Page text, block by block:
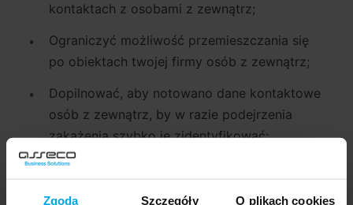
Zgoda Szczegóły O plikach cookies
kontaktach z osobami z zewnątrz;
Ograniczyć możliwość przemieszczania się
po obiektach twojej firmy osób z zewnątrz;
Dopilnować, aby notowano dane kontaktowe
osób z zewnątrz, by w razie podejrzenia
zakażenia szybko je zidentyfikować;
Wprowadź specjalne procedury postępowania